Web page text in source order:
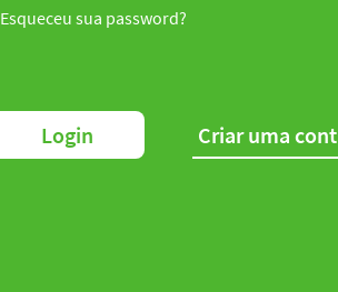
Esqueceu sua password?
Login Criar uma